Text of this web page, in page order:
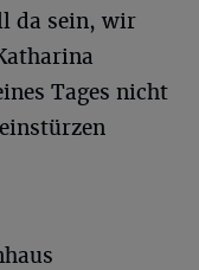
da sein, wir
Tages nicht